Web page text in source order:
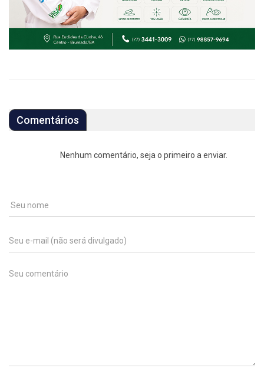
Comentários
Nenhum comentário, seja o primeiro a enviar.